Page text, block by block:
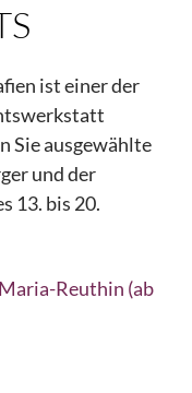
ist einer der
Sie ausgewählte
und der
13. bis 20.
Reuthin (ab